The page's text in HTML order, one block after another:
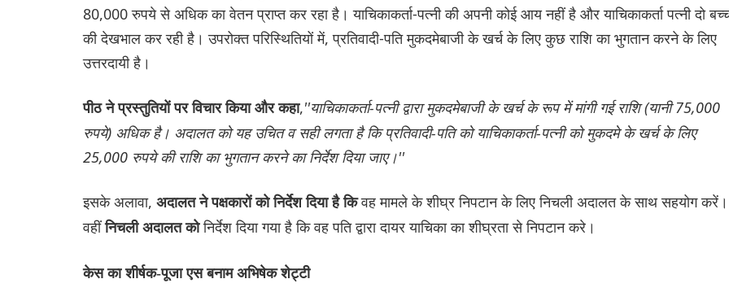
80,000 रुपये से अधिक का वेतन प्राप्त कर रहा है। याचिकाकर्ता-पत्नी की अपनी कोई आय नहीं है और याचिकाकर्ता पत्नी दो
की देखभाल कर रही है। उपरोक्त परिस्थितियों में, प्रतिवादी-पति मुकदमेबाजी के खर्च के लिए कुछ राशि का भुगतान करने के लिए
उत्तरदायी है।
पीठ ने प्रस्तुतियों पर विचार किया और कहा,''याचिकाकर्ता-पत्नी द्वारा मुकदमेबाजी के खर्च के रूप में मांगी गई राशि (यानी 75,000
रुपये) अधिक है। अदालत को यह उचित व सही लगता है कि प्रतिवादी-पति को याचिकाकर्ता-पत्नी को मुकदमे के खर्च के लिए
25,000 रुपये की राशि का भुगतान करने का निर्देश दिया जाए।''
इसके अलावा, अदालत ने पक्षकारों को निर्देश दिया है किवह मामले के शीघ्र निपटान के लिए निचली अदालत के साथ सहयोग करें।
वहींनिचली अदालत कोनिर्देश दिया गया है कि वह पति द्वारा दायर याचिका का शीघ्रता से निपटान करे।
केस का शीर्षक-पूजा एस बनाम अभिषेक शेट्टी